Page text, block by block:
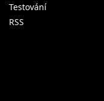
Testování
RSS